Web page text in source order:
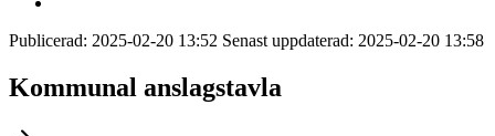
Publicerad: 2025-02-20 13:52 Senast uppdaterad: 2025-02-20 13:58
Kommunal anslagstavla